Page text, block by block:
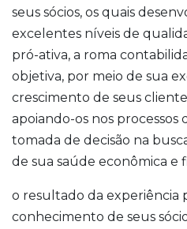
seus sócios, os quais
excelentes níveis de
pró-ativa, a roma
objetiva, por meio de sua
crescimento de seus
apoiando-os nos processos
tomada de decisão na
de sua saúde econômica e
o resultado da experiência
conhecimento de seus